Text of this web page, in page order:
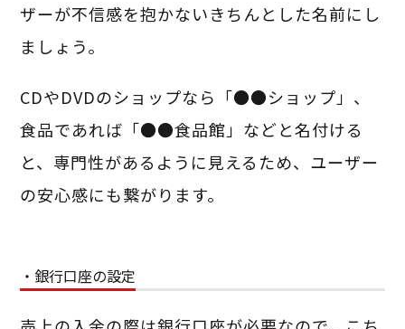
ザーが不信感を抱かないきちんとした名前にし
ましょう。
CDやDVDのショップなら「●●ショップ」、
食品であれば「●●食品館」などと名付ける
と、専門性があるように見えるため、ユーザー
の安心感にも繋がります。
・銀行口座の設定